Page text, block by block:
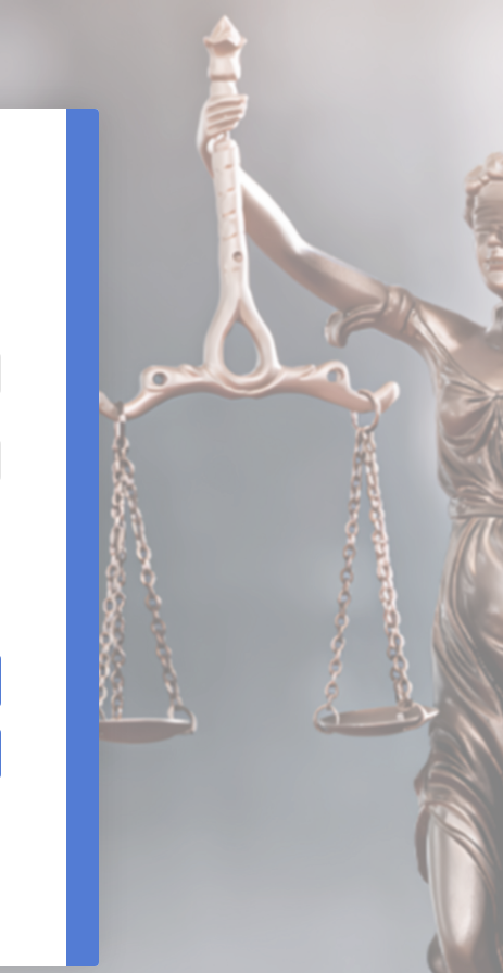
REDEFINIÇÃO DE SENHA
DATA DE NASCIMENTO
REENVIAR
Edifício Centro Empresarial Varig | Setor SCN -
Bloco B - Sala 903 |Brasília – DF - CEP